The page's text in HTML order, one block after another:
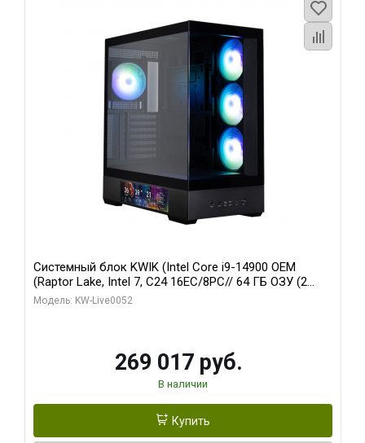
Системный блок KWIK (Intel Core i9-14900 OEM
(Raptor Lake, Intel 7, C24 16EC/8PC// 64 ГБ ОЗУ (2
модуля)/ Palit RTX5080 GAMINGPRO OC 16GB GDDR7
Модель: KW-Live0052
269 017 руб.
В наличии
Купить